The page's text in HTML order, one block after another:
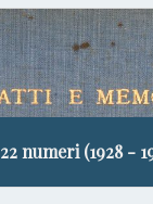
22 numeri (1928 -